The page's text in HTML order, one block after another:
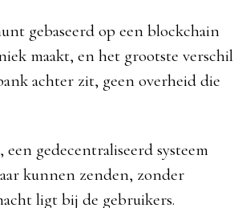
gebaseerd op een blockchain
maakt, en het grootste verschil
achter zit, geen overheid die
gedecentraliseerd systeem
kunnen zenden, zonder
ligt bij de gebruikers.